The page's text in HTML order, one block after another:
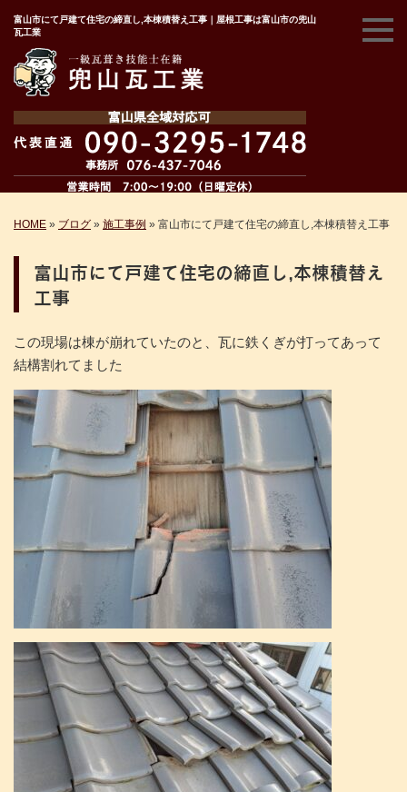
富山市にて戸建て住宅の締直し,本棟積替え工事｜屋根工事は富山市の兜山
瓦工業
HOME » ブログ » 施工事例 » 富山市にて戸建て住宅の締直し,本棟積替え工事
富山市にて戸建て住宅の締直し,本棟積替え
工事
この現場は棟が崩れていたのと、瓦に鉄くぎが打ってあって
結構割れてました